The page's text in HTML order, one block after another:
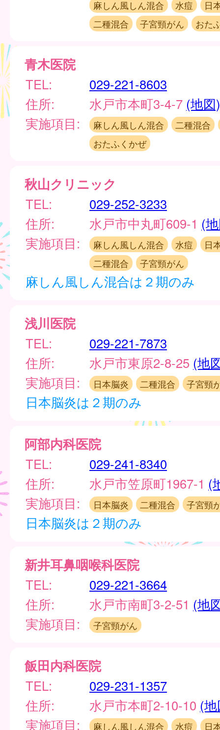
麻しん風しん混合
水痘
日
二種混合
子宮頸がん おた
青木医院
TEL:
029-221-8603
住所:
水戸市本町3-4-7 (地図)
実施項目:
麻しん風しん混合
二種混合
おたふくかぜ
秋山クリニック
TEL:
029-252-3233
住所:
水戸市中丸町609-1 (
実施項目:
麻しん風しん混合 水痘
日
二種混合
子宮頸がん
麻しん風しん混合は２期のみ
浅川医院
TEL:
029-221-7873
住所:
水戸市東原2-8-25 (地
実施項目:
日本脳炎 二種混合 子宮頸
日本脳炎は２期のみ
阿部内科医院
TEL:
029-241-8340
住所:
水戸市笠原町1967-1 (
実施項目:
日本脳炎 二種混合 子宮頸
日本脳炎は２期のみ
新井耳鼻咽喉科医院
TEL:
029-221-3664
住所:
水戸市南町3-2-51 (地
実施項目:
子宮頸がん
飯田内科医院
TEL:
029-231-1357
住所:
水戸市本町2-10-10 (
実施項目:
麻しん風しん混合 水痘 日